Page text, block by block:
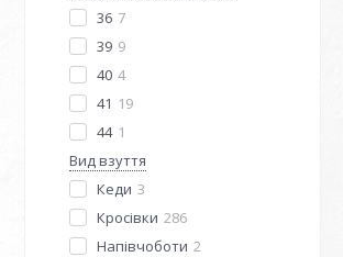
36 7
39 9
40 4
41 19
44 1
Вид взуття
Кеди 3
Кросівки 286
Напівчоботи 2